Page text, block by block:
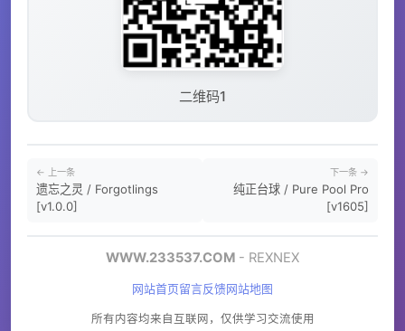
二维码1
← 上一条
遗忘之灵 / Forgotlings
[v1.0.0]
下一条 →
纯正台球 / Pure Pool Pro
[v1605]
WWW.233537.COM - REXNEX
网站首页留言反馈网站地图
所有内容均来自互联网，仅供学习交流使用